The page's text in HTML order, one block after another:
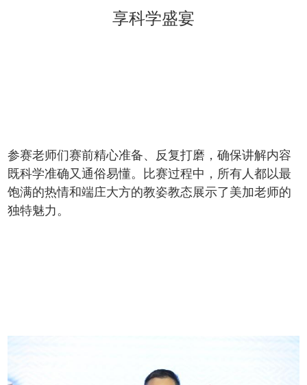
享科学盛宴
参赛老师们赛前精心准备、反复打磨，确保讲解内容
既科学准确又通俗易懂。比赛过程中，所有人都以最
饱满的热情和端庄大方的教姿教态展示了美加老师的
独特魅力。